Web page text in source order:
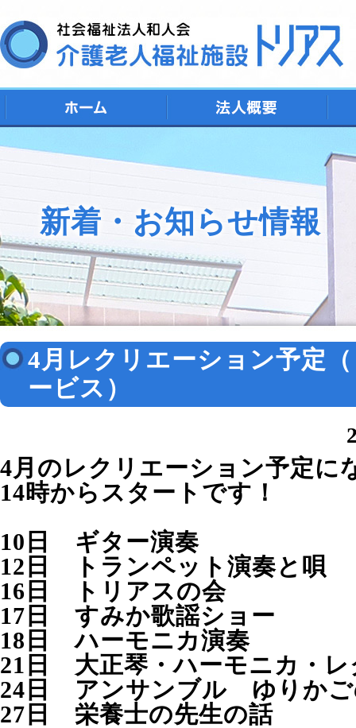
新着・お知らせ情報
4月レクリエーション予定
ービス）
4月のレクリエーション予定に
14時からスタートです！
10日 ギター演奏
12日 トランペット演奏と唄
16日 トリアスの会
17日 すみか歌謡ショー
18日 ハーモニカ演奏
21日 大正琴・ハーモニカ・レ
24日 アンサンブル ゆりか
27日 栄養士の先生の話